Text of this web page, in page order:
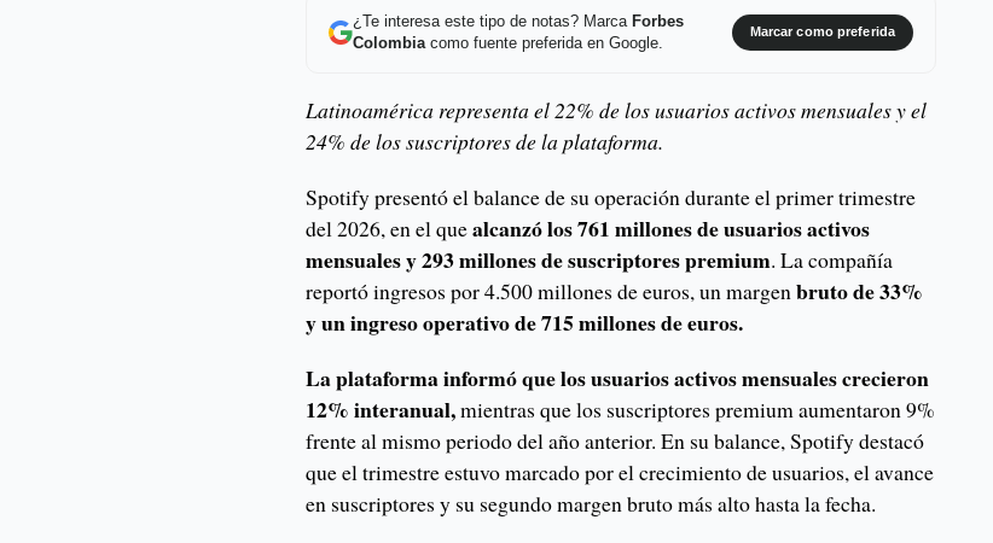
¿Te interesa este tipo de notas? Marca Forbes
Colombiacomo fuente preferida en Google.
Marcar como preferida
Latinoamérica representa el 22% de los usuarios activos mensuales y el
24% de los suscriptores de la plataforma.
Spotify presentó el balance de su operación durante el primer trimestre
del 2026, en el quealcanzó los 761 millones de usuarios activos
mensuales y 293 millones de suscriptores premium. La compañía
reportó ingresos por 4.500 millones de euros, un margenbruto de 33%
y un ingreso operativo de 715 millones de euros.
La plataforma informó que los usuarios activos mensuales crecieron
12% interanual,mientras que los suscriptores premium aumentaron 9%
frente al mismo periodo del año anterior. En su balance, Spotify destacó
que el trimestre estuvo marcado por el crecimiento de usuarios, el avance
en suscriptores y su segundo margen bruto más alto hasta la fecha.